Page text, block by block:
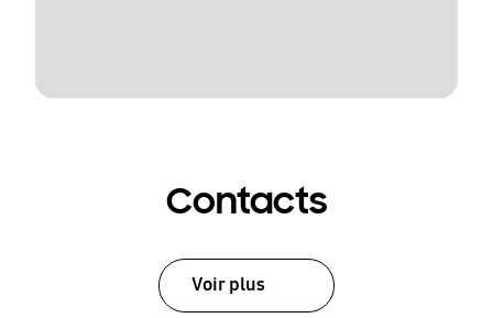
Contacts
Voir plus